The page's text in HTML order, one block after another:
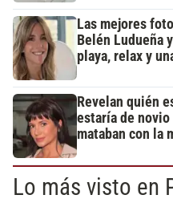
Las mejores
Belén Ludueña
playa, relax y
Revelan quién
estaría de
mataban con la
Lo más visto en